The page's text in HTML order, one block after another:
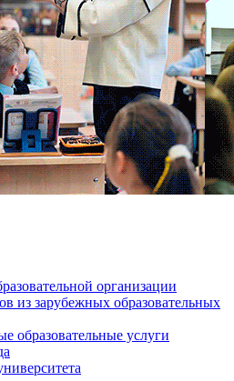
организации
из зарубежных образовательных
образовательные услуги